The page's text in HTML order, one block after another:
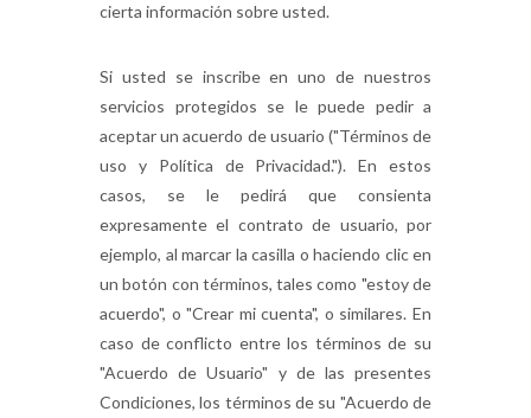
cierta información sobre usted.
Si usted se inscribe en uno de nuestros
servicios protegidos se le puede pedir a
aceptar un acuerdo de usuario ("Términos de
uso y Política de Privacidad."). En estos
casos, se le pedirá que consienta
expresamente el contrato de usuario, por
ejemplo, al marcar la casilla o haciendo clic en
un botón con términos, tales como "estoy de
acuerdo", o "Crear mi cuenta", o similares. En
caso de conflicto entre los términos de su
"Acuerdo de Usuario" y de las presentes
Condiciones, los términos de su "Acuerdo de